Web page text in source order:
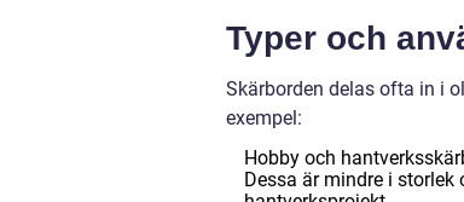
Typer och
Skärborden delas ofta in i
exempel:
Hobby och
Dessa är mindre i